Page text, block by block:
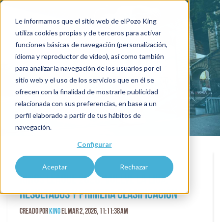
Le informamos que el sitio web de elPozo King
utiliza cookies propias y de terceros para activar
funciones básicas de navegación (personalización,
idioma y reproductor de vídeo), así como también
para analizar la navegación de los usuarios por el
sitio web y el uso de los servicios que en él se
ofrecen con la finalidad de mostrarle publicidad
relacionada con sus preferencias, en base a un
perfil elaborado a partir de tus hábitos de
navegación.
Configurar
Aceptar Rechazar
blogKING
Kings League 2026: vuelve la liga,
resultados y primera clasificación
Creado por King el Mar 2, 2026, 11:11:38 AM